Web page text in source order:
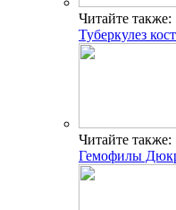
Читайте также:
Туберкулез
Читайте также:
Гемофилы